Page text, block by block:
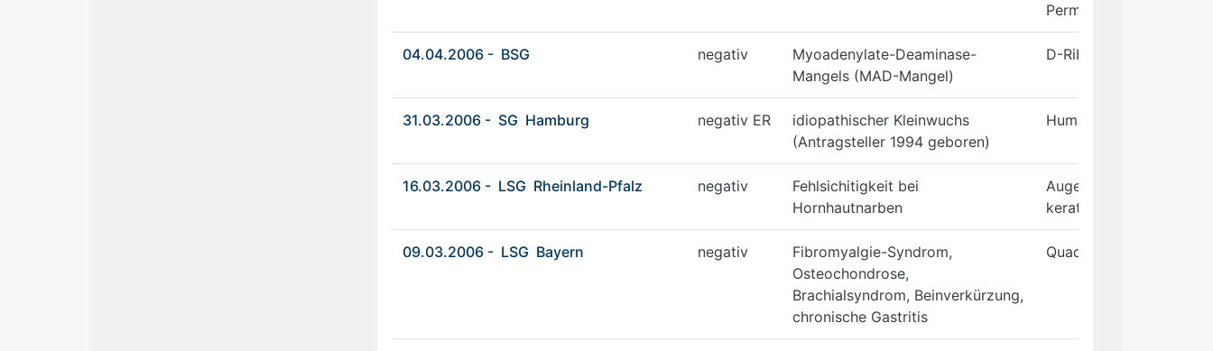
Permanent Seeds
04.04.2006 - BSG negativ
Myoadenylate-Deaminase-
Mangels (MAD-Mangel)
D-Ribose
31.03.2006 - SG Hamburg negativ ER
idiopathischer Kleinwuchs
(Antragsteller 1994 geboren)
Humatrope
16.03.2006 - LSG Rheinland-Pfalz negativ
Fehlsichitigkeit bei
Hornhautnarben
Augenoperation Laser
keratomileusis (LASIK)
09.03.2006 - LSG Bayern negativ
Fibromyalgie-Syndrom,
Osteochondrose,
Brachialsyndrom, Beinverkürzung,
chronische Gastritis